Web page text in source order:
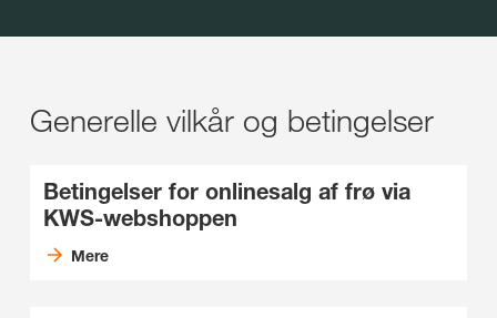
Generelle vilkår og betingelser
Betingelser for onlinesalg af frø via
KWS-webshoppen
Mere